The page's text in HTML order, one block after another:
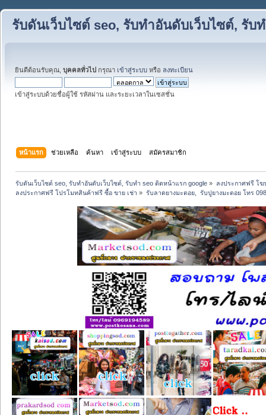
รับดันเว็บไซต์ seo, รับทำอันดับเว็บไซต์, รับ
ยินดีต้อนรับคุณ, บุคคลทั่วไป กรุณา เข้าสู่ระบบ หรือ ลงทะเบียน
เข้าสู่ระบบด้วยชื่อผู้ใช้ รหัสผ่าน และระยะเวลาในเซสชั่น
หน้าแรก ช่วยเหลือ ค้นหา เข้าสู่ระบบ สมัครสมาชิก
รับดันเว็บไซต์ seo, รับทำอันดับเว็บไซต์, รับทำ seo ติดหน้าแรก google » ลงประกาศฟรี โ
ลงประกาศฟรี โปรโมทสินค้าฟรี ซื้อ ขาย เช่า » รับลาดยางมะตอย,  รับปูยางมะตอย โทร